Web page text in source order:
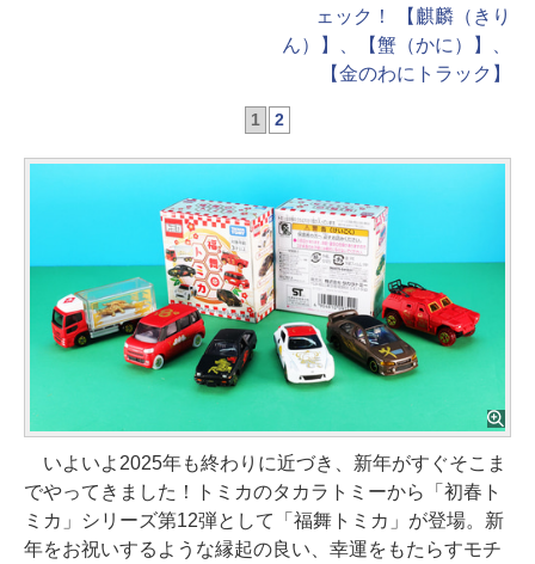
ェック！ 【麒麟（きり
ん）】、【蟹（かに）】、
【金のわにトラック】
1 2
いよいよ2025年も終わりに近づき、新年がすぐそこま
でやってきました！トミカのタカラトミーから「初春ト
ミカ」シリーズ第12弾として「福舞トミカ」が登場。新
年をお祝いするような縁起の良い、幸運をもたらすモチ